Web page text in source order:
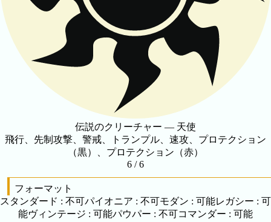
伝説のクリーチャー — 天使
飛行、先制攻撃、警戒、トランプル、速攻、プロテクション
（黒）、プロテクション（赤）
6 / 6
フォーマット
スタンダード : 不可パイオニア : 不可モダン : 可能レガシー : 可
能ヴィンテージ : 可能パウパー : 不可コマンダー : 可能